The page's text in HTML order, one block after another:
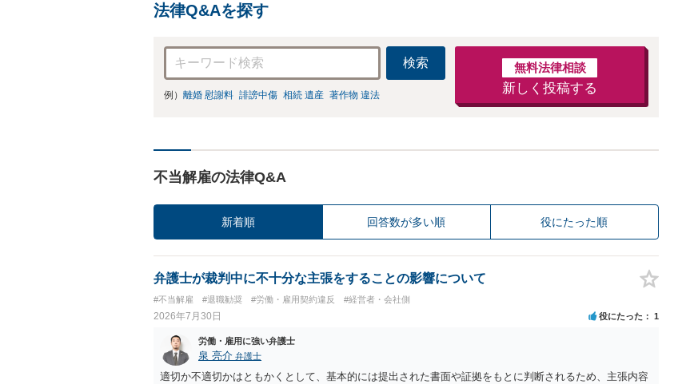
法律Q&Aを探す
検索
例） 離婚 慰謝料 誹謗中傷 相続 遺産 著作物 違法
無料法律相談
新しく投稿する
不当解雇の法律Q&A
新着順 回答数が多い順 役にたった順
弁護士が裁判中に不十分な主張をすることの影響について
#不当解雇 #退職勧奨 #労働・雇用契約違反 #経営者・会社側
2026年7月30日 役にたった 1
労働・雇用に強い弁護士
泉 亮介 弁護士
適切か不適切かはともかくとして、基本的には提出された書面や証拠をもとに判断されるため、主張内容